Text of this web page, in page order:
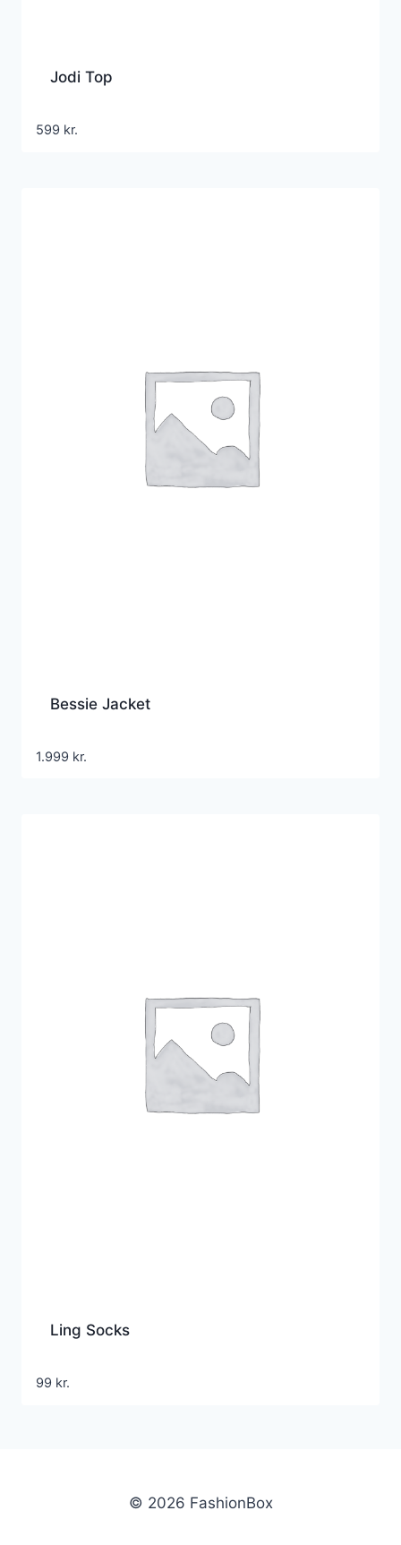
Jodi Top
599 kr.
Bessie Jacket
1.999 kr.
Ling Socks
99 kr.
© 2026 FashionBox